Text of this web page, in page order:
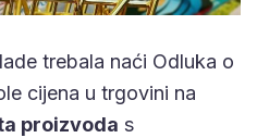
trebala naći Odluka o
cijena u trgovini na
proizvoda s